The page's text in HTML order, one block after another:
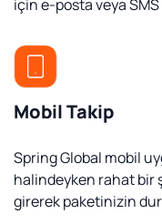
için e-posta veya
Mobil Takip
Spring Global mobil
halindeyken rahat bir
girerek paketinizin